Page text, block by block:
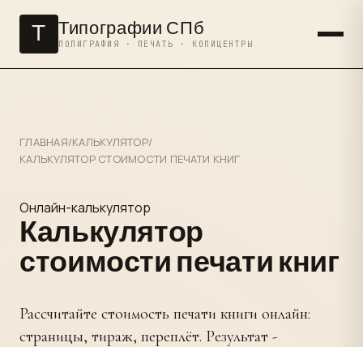
Т Типографии СПб
ПОЛИГРАФИЯ · ПЕЧАТЬ · КОПИЦЕНТРЫ
ГЛАВНАЯ/КАЛЬКУЛЯТОР/
КАЛЬКУЛЯТОР СТОИМОСТИ ПЕЧАТИ КНИГ
Онлайн-калькулятор
Калькулятор
стоимости печати книг
Рассчитайте стоимость печати книги онлайн:
страницы, тираж, переплёт. Результат -